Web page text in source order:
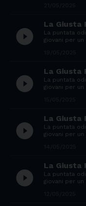
play_circle_filled
La Giusta
La puntata
giovani per
play_circle_filled
La Giusta
La puntata
giovani per
play_circle_filled
La Giusta
La puntata
giovani per
play_circle_filled
La Giusta
La puntata
giovani per